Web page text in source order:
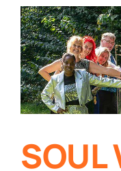
SOUL